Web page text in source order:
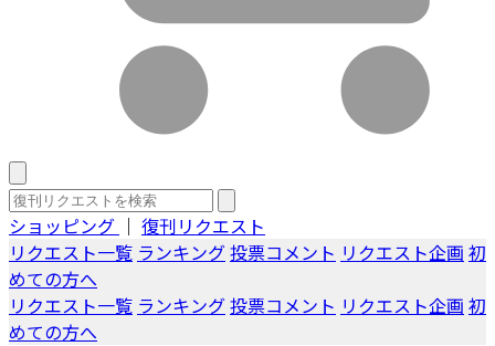
ショッピング ｜ 復刊リクエスト
リクエスト一覧 ランキング投票コメント リクエスト企画 初
めての方へ
リクエスト一覧 ランキング投票コメント リクエスト企画 初
めての方へ